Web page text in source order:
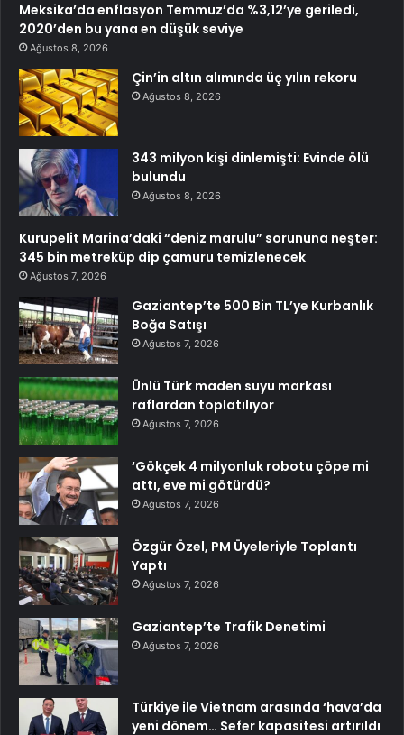
Meksika’da enflasyon Temmuz’da %3,12’ye geriledi,
2020’den bu yana en düşük seviye
Ağustos 8, 2026
Çin’in altın alımında üç yılın rekoru
Ağustos 8, 2026
343 milyon kişi dinlemişti: Evinde ölü
bulundu
Ağustos 8, 2026
Kurupelit Marina’daki “deniz marulu” sorununa neşter:
345 bin metreküp dip çamuru temizlenecek
Ağustos 7, 2026
Gaziantep’te 500 Bin TL’ye Kurbanlık
Boğa Satışı
Ağustos 7, 2026
Ünlü Türk maden suyu markası
raflardan toplatılıyor
Ağustos 7, 2026
‘Gökçek 4 milyonluk robotu çöpe mi
attı, eve mi götürdü?
Ağustos 7, 2026
Özgür Özel, PM Üyeleriyle Toplantı
Yaptı
Ağustos 7, 2026
Gaziantep’te Trafik Denetimi
Ağustos 7, 2026
Türkiye ile Vietnam arasında ‘hava’da
yeni dönem… Sefer kapasitesi artırıldı